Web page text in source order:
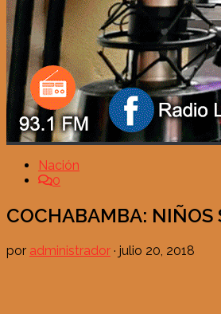
Nación
0
COCHABAMBA: NIÑOS
por administrador · julio 20, 2018